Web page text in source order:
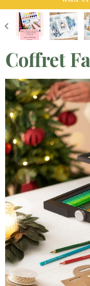
Coffret